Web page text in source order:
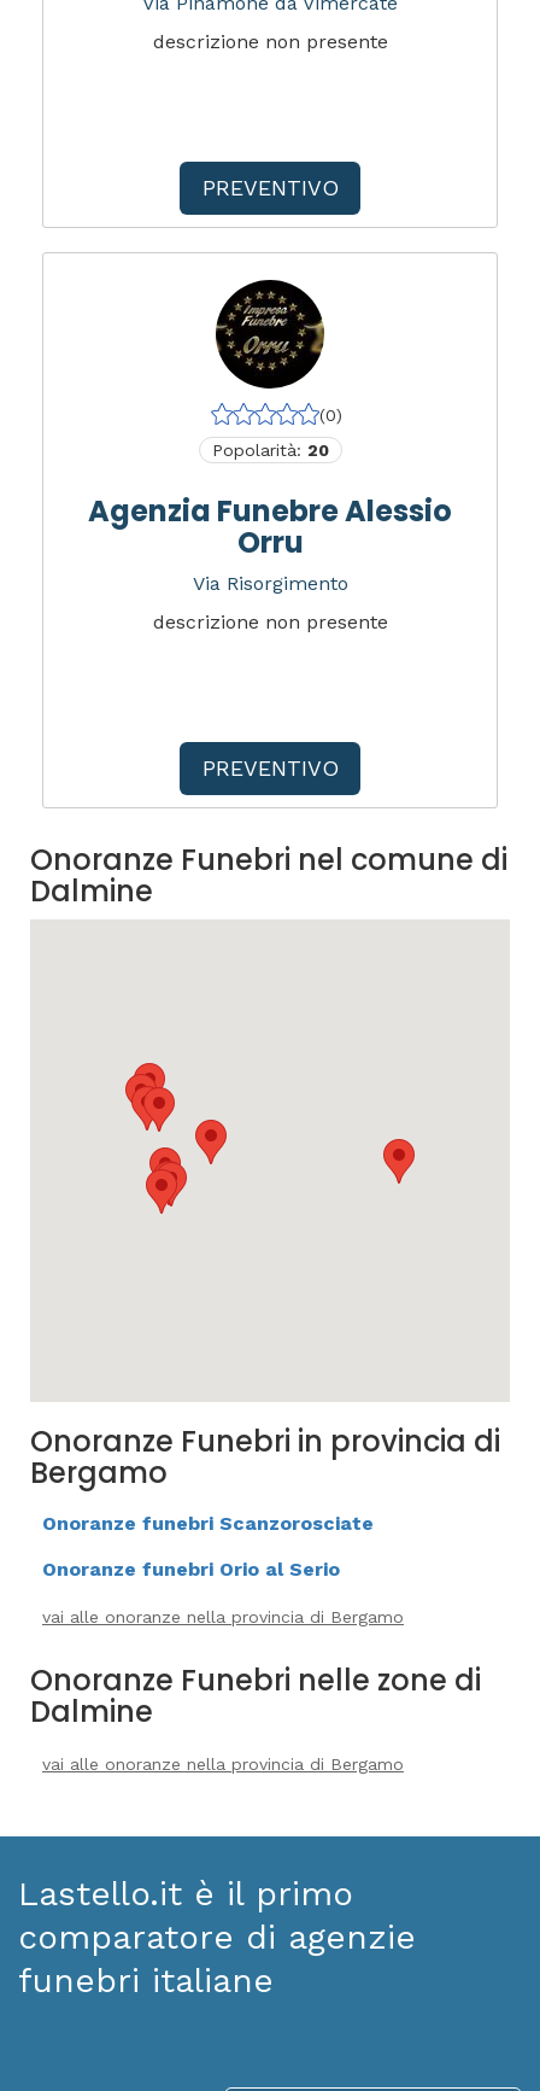
descrizione non presente
PREVENTIVO
(0)
Popolarità: 20
Agenzia Funebre Alessio
Orru
Via Risorgimento
descrizione non presente
PREVENTIVO
Onoranze Funebri nel comune di
Dalmine
Onoranze Funebri in provincia di
Bergamo
Onoranze funebri Scanzorosciate
Onoranze funebri Orio al Serio
vai alle onoranze nella provincia di Bergamo
Onoranze Funebri nelle zone di
Dalmine
vai alle onoranze nella provincia di Bergamo
Lastello.it è il primo
comparatore di agenzie
funebri italiane